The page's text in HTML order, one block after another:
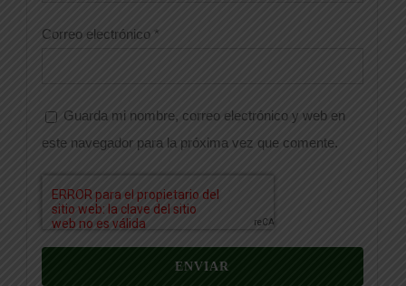
Correo electrónico *
Guarda mi nombre, correo electrónico y web en
este navegador para la próxima vez que comente.